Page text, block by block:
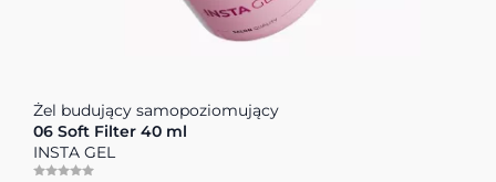
Żel budujący samopoziomujący
06 Soft Filter 40 ml
INSTA GEL